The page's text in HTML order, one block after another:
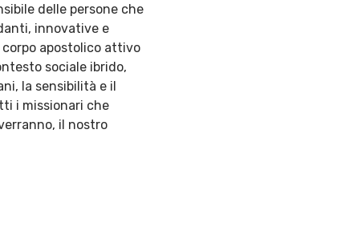
delle persone che
innovative e
apostolico attivo
sociale ibrido,
la sensibilità e il
i missionari che
il nostro